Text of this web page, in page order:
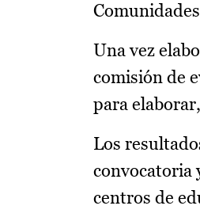
Una vez
comisión de
para
Los
convocatoria
centros de